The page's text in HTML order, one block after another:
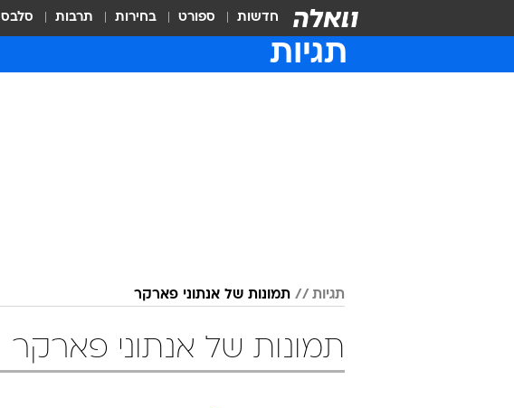
חדשות ספורט בחירות תרבות סלבס
תגיות
תגיות תמונות של אנתוני פארקר
תמונות של אנתוני פארקר